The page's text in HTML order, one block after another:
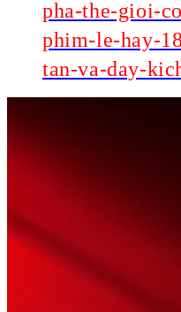
pha-the-gioi-
phim-le-hay-
tan-va-day-